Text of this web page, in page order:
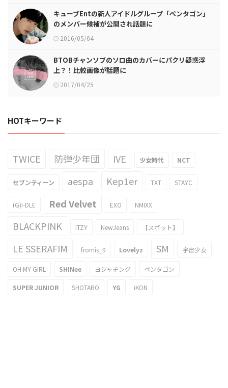
キューブEntの新人アイドルグループ「ペンタゴン」
のメンバー候補が公開され話題に
2016/05/04
BTOBチャンソブのソロ曲のカバーにパクリ疑惑浮
上？！比較画像が話題に
2017/04/25
HOTキーワード
TWICE 防弾少年団 IVE 少女時代 NCT
セブンティーン aespa Kep1er TXT STAYC
(G)I-DLE Red Velvet EXO NMIXX
BLACKPINK ITZY NewJeans 【スポット】
LE SSERAFIM fromis_9 Lovelyz SM 宇宙少女
OH MY GIRL SHINee ヨジャチング ペンタゴン
SUPER JUNIOR SHOTARO YG iKON